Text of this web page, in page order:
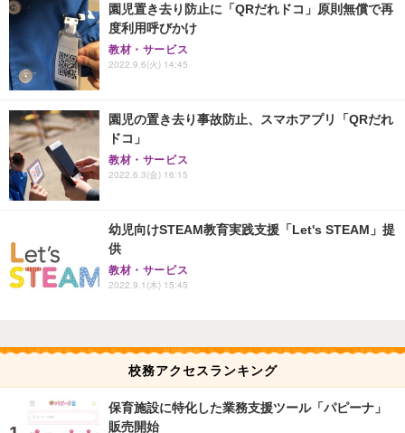
園児置き去り防止に「QRだれドコ」原則無償で再
度利用呼びかけ
教材・サービス
2022.9.6(火) 14:45
園児の置き去り事故防止、スマホアプリ「QRだれ
ドコ」
教材・サービス
2022.6.3(金) 16:15
幼児向けSTEAM教育実践支援「Let's STEAM」提
供
教材・サービス
2022.9.1(木) 15:45
校務アクセスランキング
保育施設に特化した業務支援ツール「パピーナ」
販売開始